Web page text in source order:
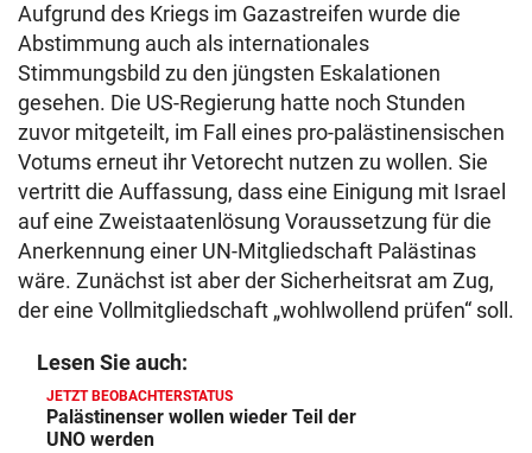
Aufgrund des Kriegs im Gazastreifen wurde die
Abstimmung auch als internationales
Stimmungsbild zu den jüngsten Eskalationen
gesehen. Die US-Regierung hatte noch Stunden
zuvor mitgeteilt, im Fall eines pro-palästinensischen
Votums erneut ihr Vetorecht nutzen zu wollen. Sie
vertritt die Auffassung, dass eine Einigung mit Israel
auf eine Zweistaatenlösung Voraussetzung für die
Anerkennung einer UN-Mitgliedschaft Palästinas
wäre. Zunächst ist aber der Sicherheitsrat am Zug,
der eine Vollmitgliedschaft „wohlwollend prüfen“ soll.
Lesen Sie auch:
JETZT BEOBACHTERSTATUS
Palästinenser wollen wieder Teil der
UNO werden